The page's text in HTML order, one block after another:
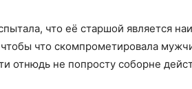
что её старшой является
что скомпрометировала
отнюдь не попросту соборне